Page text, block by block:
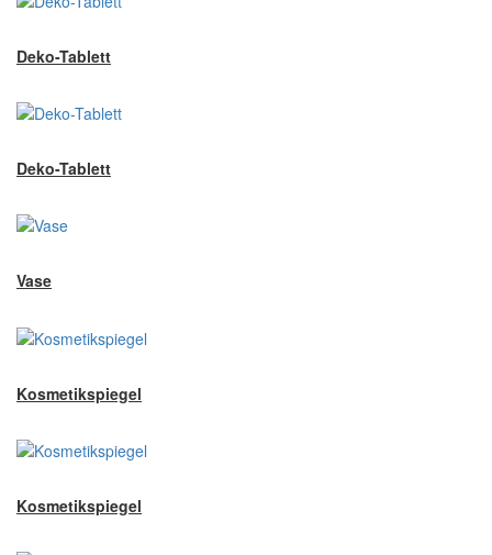
Deko-Tablett
Deko-Tablett
Vase
Kosmetikspiegel
Kosmetikspiegel